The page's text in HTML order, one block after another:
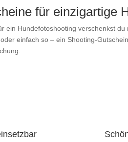
für einzigartige
Hundefotoshooting verschenkst
einfach so – ein Shooting-